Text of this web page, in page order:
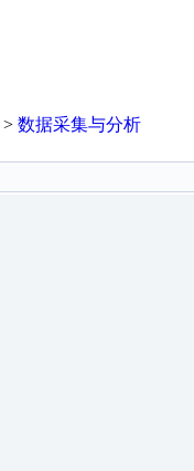
> 数据采集与分析